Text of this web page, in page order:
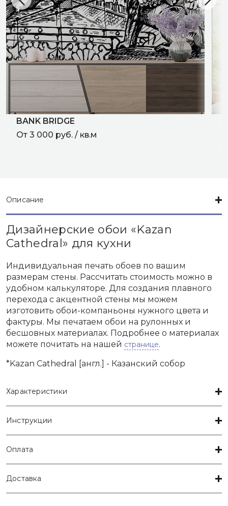
BANK BRIDGE
От 3 000 руб. / кв.м
Описание
Дизайнерские обои «Kazan
Cathedral» для кухни
Индивидуальная печать обоев по вашим
размерам стены. Рассчитать стоимость можно в
удобном калькуляторе. Для создания плавного
перехода с акцентной стены мы можем
изготовить обои-компаньоны нужного цвета и
фактуры. Мы печатаем обои на рулонных и
бесшовных материалах. Подробнее о материалах
можете почитать на нашей странице.
*Kazan Cathedral [англ.] - Казанский собор
Характеристики
Инструкции
Оплата
Доставка